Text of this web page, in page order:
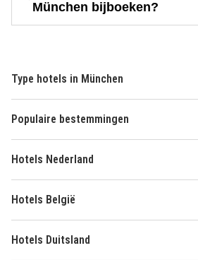
München bijboeken?
Type hotels in München
Populaire bestemmingen
Hotels Nederland
Hotels België
Hotels Duitsland